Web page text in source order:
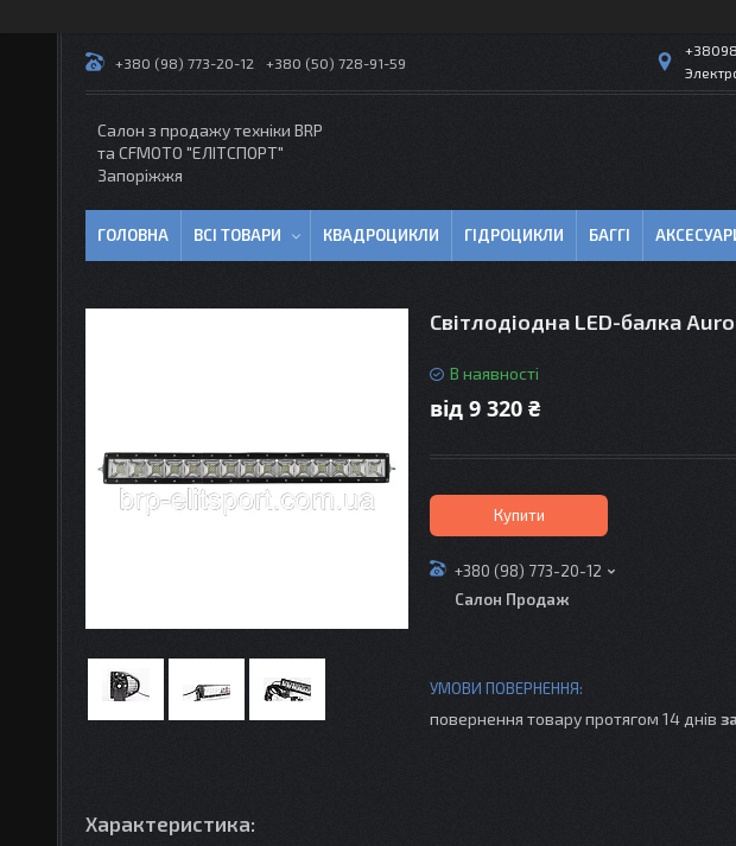
+380 (98) 773-20-12 +380 (50) 728-91-59
Салон з продажу техніки BRP
та CFMOTO "EЛІТСПОРТ"
Запоріжжя
ГОЛОВНА ВСІ ТОВАРИ КВАДРОЦИКЛИ ГІДРОЦИКЛИ БАГГІ
Світлодіодна LED-балка
В наявності
від 9 320 ₴
Купити
+380 (98) 773-20-12
Салон Продаж
повернення товару протягом 14 днів
Характеристика: